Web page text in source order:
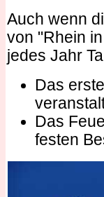
Auch wenn
von "Rhein
jedes Jahr
Das
Das
festen